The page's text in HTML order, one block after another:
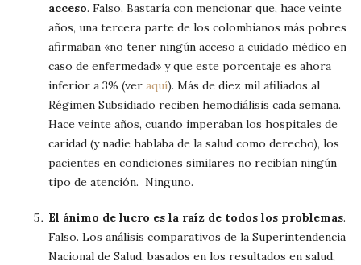
acceso. Falso. Bastaría con mencionar que, hace veinte
años, una tercera parte de los colombianos más pobres
afirmaban «no tener ningún acceso a cuidado médico en
caso de enfermedad» y que este porcentaje es ahora
inferior a 3% (ver aquí). Más de diez mil afiliados al
Régimen Subsidiado reciben hemodiálisis cada semana.
Hace veinte años, cuando imperaban los hospitales de
caridad (y nadie hablaba de la salud como derecho), los
pacientes en condiciones similares no recibían ningún
tipo de atención. Ninguno.
El ánimo de lucro es la raíz de todos los problemas.
Falso. Los análisis comparativos de la Superintendencia
Nacional de Salud, basados en los resultados en salud,